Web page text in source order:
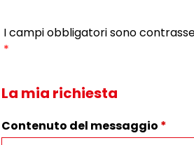
I campi obbligatori sono
*
La mia richiesta
Contenuto del messaggio *